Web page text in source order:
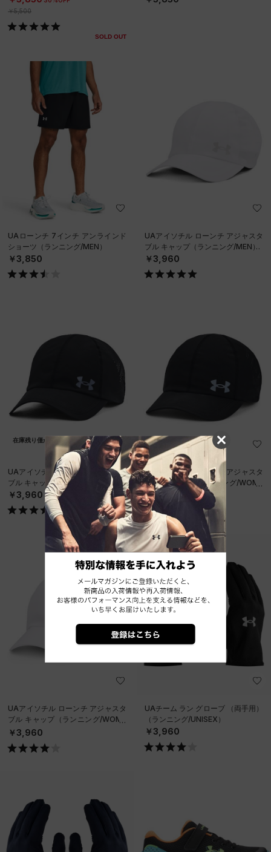
￥5,500
SOLD OUT
UAローンチ 7インチ アンラインド
ショーツ（ランニング/MEN）
￥3,850
UAアイソチル ローンチ アジャスタ
ブル キャップ（ランニング/MEN）
￥3,960
在庫残り僅か
UAアイソチル ローンチ アジャスタ
ブル キャップ（ランニング/MEN）
￥3,960
UAアイソチル ローンチ アジャスタ
ブル キャップ（ランニング/WOME
N）
￥3,960
UAアイソチル ローンチ アジャスタ
ブル キャップ（ランニング/WOME
N）
￥3,960
UAチーム ラン グローブ （両手用）
（ランニング/UNISEX）
￥3,960